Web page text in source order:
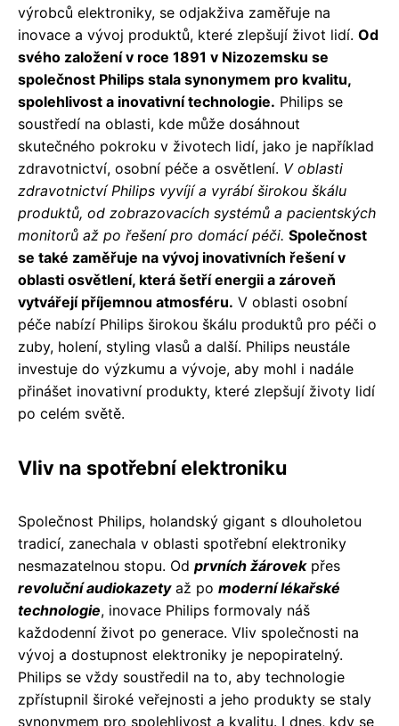
výrobců elektroniky, se odjakživa zaměřuje na
inovace a vývoj produktů, které zlepšují život lidí. Od
svého založení v roce 1891 v Nizozemsku se
společnost Philips stala synonymem pro kvalitu,
spolehlivost a inovativní technologie. Philips se
soustředí na oblasti, kde může dosáhnout
skutečného pokroku v životech lidí, jako je například
zdravotnictví, osobní péče a osvětlení. V oblasti
zdravotnictví Philips vyvíjí a vyrábí širokou škálu
produktů, od zobrazovacích systémů a pacientských
monitorů až po řešení pro domácí péči. Společnost
se také zaměřuje na vývoj inovativních řešení v
oblasti osvětlení, která šetří energii a zároveň
vytvářejí příjemnou atmosféru. V oblasti osobní
péče nabízí Philips širokou škálu produktů pro péči o
zuby, holení, styling vlasů a další. Philips neustále
investuje do výzkumu a vývoje, aby mohl i nadále
přinášet inovativní produkty, které zlepšují životy lidí
po celém světě.
Vliv na spotřební elektroniku
Společnost Philips, holandský gigant s dlouholetou
tradicí, zanechala v oblasti spotřební elektroniky
nesmazatelnou stopu. Od prvních žárovekpřes
revoluční audiokazetyaž po moderní lékařské
technologie, inovace Philips formovaly náš
každodenní život po generace. Vliv společnosti na
vývoj a dostupnost elektroniky je nepopiratelný.
Philips se vždy soustředil na to, aby technologie
zpřístupnil široké veřejnosti a jeho produkty se staly
synonymem pro spolehlivost a kvalitu. I dnes, kdy se